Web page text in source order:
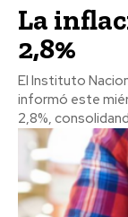
La
2,8%
El Instituto
informó este
2,8%,